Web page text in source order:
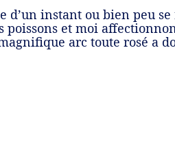
d’un instant ou bien peu
et moi
arc toute rosé a